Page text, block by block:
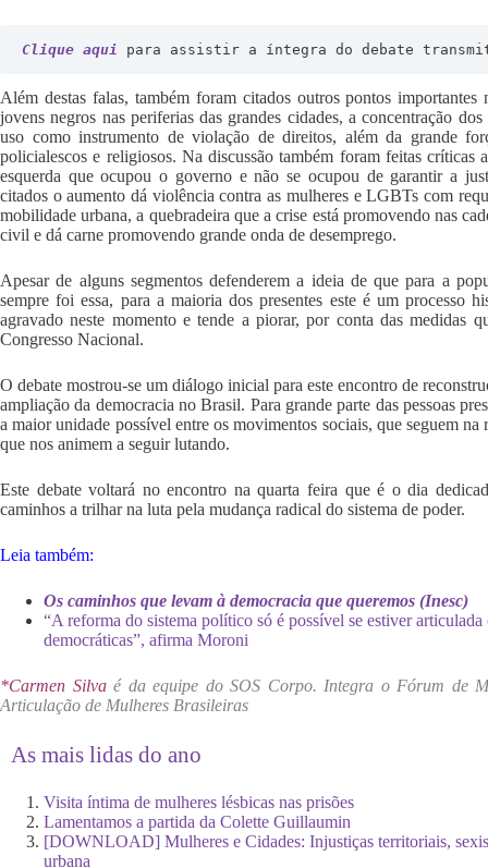
Clique aqui para assistir a íntegra do debate
Além destas falas, também foram citados outros pontos importantes
jovens negros nas periferias das grandes cidades, a concentração
uso como instrumento de violação de direitos, além da grande
policialescos e religiosos. Na discussão também foram feitas críticas
esquerda que ocupou o governo e não se ocupou de garantir a
citados o aumento dá violência contra as mulheres e LGBTs com
mobilidade urbana, a quebradeira que a crise está promovendo nas
civil e dá carne promovendo grande onda de desemprego.
Apesar de alguns segmentos defenderem a ideia de que para a
sempre foi essa, para a maioria dos presentes este é um processo
agravado neste momento e tende a piorar, por conta das medidas
Congresso Nacional.
O debate mostrou-se um diálogo inicial para este encontro de
ampliação da democracia no Brasil. Para grande parte das pessoas
a maior unidade possível entre os movimentos sociais, que seguem
que nos animem a seguir lutando.
Este debate voltará no encontro na quarta feira que é o dia
caminhos a trilhar na luta pela mudança radical do sistema de poder.
Leia também:
Os caminhos que levam à democracia que queremos (Inesc)
“A reforma do sistema político só é possível se estiver articulada
democráticas”, afirma Moroni
*Carmen Silva é da equipe do SOS Corpo. Integra o Fórum de
Articulação de Mulheres Brasileiras
As mais lidas do ano
Visita íntima de mulheres lésbicas nas prisões
Lamentamos a partida da Colette Guillaumin
[DOWNLOAD] Mulheres e Cidades: Injustiças territoriais,
urbana